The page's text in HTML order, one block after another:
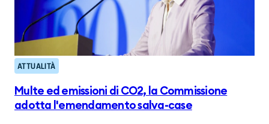
ATTUALITÀ
Multe ed emissioni di CO2, la Commissione
adotta l'emendamento salva-case